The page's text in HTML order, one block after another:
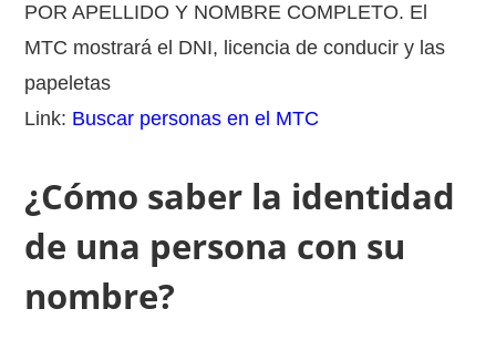
POR APELLIDO Y NOMBRE COMPLETO. El
MTC mostrará el DNI, licencia de conducir y las
papeletas
Link: Buscar personas en el MTC
¿Cómo saber la identidad
de una persona con su
nombre?